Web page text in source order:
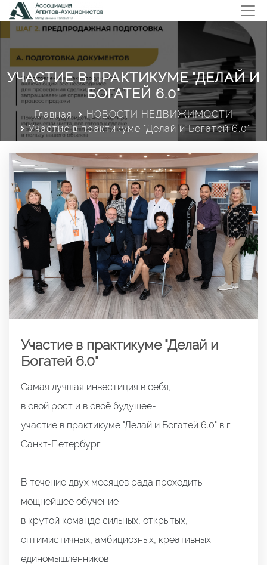
УЧАСТИЕ В ПРАКТИКУМЕ "ДЕЛАЙ И
БОГАТЕЙ 6.0"
Главная
НОВОСТИ НЕДВИЖИМОСТИ
Участие в практикуме "Делай и Богатей 6.0"
Участие в практикуме "Делай и
Богатей 6.0"
Самая лучшая инвестиция в себя,
в свой рост и в своё будущее-
участие в практикуме "Делай и Богатей 6.0" в г.
Санкт-Петербург
В течение двух месяцев рада проходить
мощнейшее обучение
в крутой команде сильных, открытых,
оптимистичных, амбициозных, креативных
единомышленников